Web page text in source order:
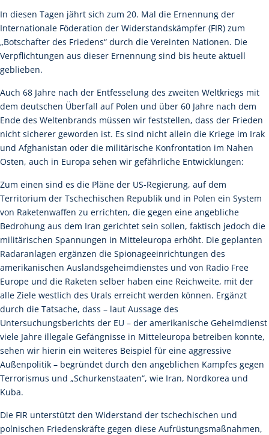
In diesen Tagen jährt sich zum 20. Mal die Ernennung der
Internationale Föderation der Widerstandskämpfer (FIR) zum
„Botschafter des Friedens“ durch die Vereinten Nationen. Die
Verpflichtungen aus dieser Ernennung sind bis heute aktuell
geblieben.
Auch 68 Jahre nach der Entfesselung des zweiten Weltkriegs mit
dem deutschen Überfall auf Polen und über 60 Jahre nach dem
Ende des Weltenbrands müssen wir feststellen, dass der Frieden
nicht sicherer geworden ist. Es sind nicht allein die Kriege im Irak
und Afghanistan oder die militärische Konfrontation im Nahen
Osten, auch in Europa sehen wir gefährliche Entwicklungen:
Zum einen sind es die Pläne der US-Regierung, auf dem
Territorium der Tschechischen Republik und in Polen ein System
von Raketenwaffen zu errichten, die gegen eine angebliche
Bedrohung aus dem Iran gerichtet sein sollen, faktisch jedoch die
militärischen Spannungen in Mitteleuropa erhöht. Die geplanten
Radaranlagen ergänzen die Spionageeinrichtungen des
amerikanischen Auslandsgeheimdienstes und von Radio Free
Europe und die Raketen selber haben eine Reichweite, mit der
alle Ziele westlich des Urals erreicht werden können. Ergänzt
durch die Tatsache, dass – laut Aussage des
Untersuchungsberichts der EU – der amerikanische Geheimdienst
viele Jahre illegale Gefängnisse in Mitteleuropa betreiben konnte,
sehen wir hierin ein weiteres Beispiel für eine aggressive
Außenpolitik – begründet durch den angeblichen Kampfes gegen
Terrorismus und „Schurkenstaaten“, wie Iran, Nordkorea und
Kuba.
Die FIR unterstützt den Widerstand der tschechischen und
polnischen Friedenskräfte gegen diese Aufrüstungsmaßnahmen,